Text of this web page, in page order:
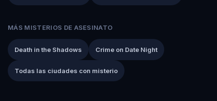
MÁS MISTERIOS DE ASESINATO
Death in the Shadows Crime on Date Night
Todas las ciudades con misterio